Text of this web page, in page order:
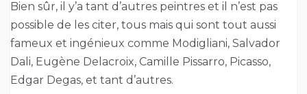
Bien sûr, il y’a tant d’autres peintres et il n’est pas
possible de les citer, tous mais qui sont tout aussi
fameux et ingénieux comme Modigliani, Salvador
Dali, Eugène Delacroix, Camille Pissarro, Picasso,
Edgar Degas, et tant d’autres.